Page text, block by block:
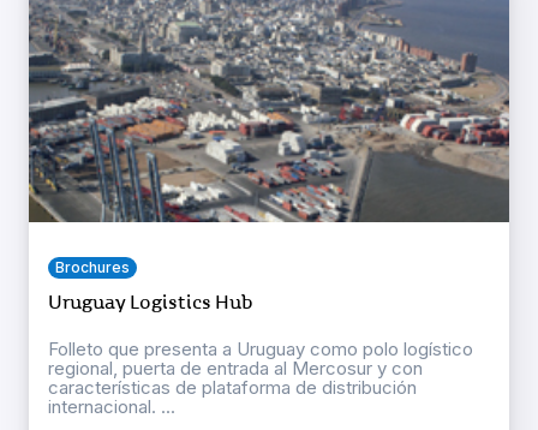
Brochures
Uruguay Logistics Hub
Folleto que presenta a Uruguay como polo logístico
regional, puerta de entrada al Mercosur y con
características de plataforma de distribución
internacional. ...